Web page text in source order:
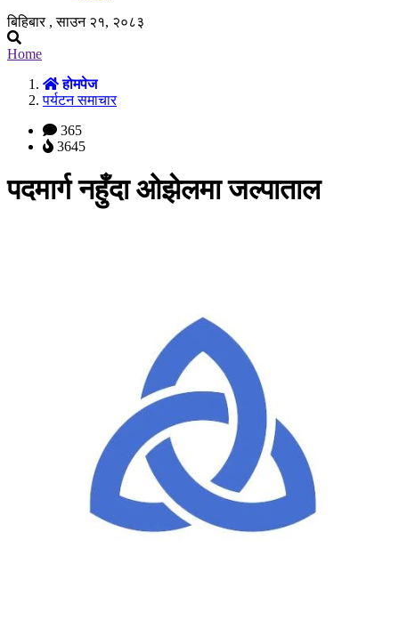
बिहिबार , साउन २१, २०८३
Home
होमपेज
पर्यटन समाचार
365
3645
पदमार्ग नहुँदा ओझेलमा जल्पाताल